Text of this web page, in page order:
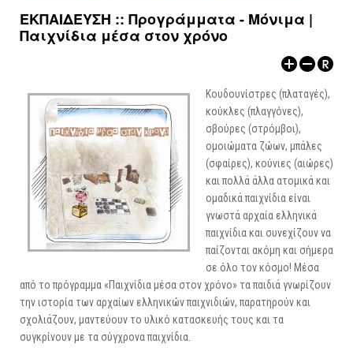
Νέα
ΕΚΔΟΣΕΙΣ
ΕΚΠΑΙΔΕΥΣΗ :: Προγράμματα - Μόνιμα |
Παιχνίδια μέσα στον χρόνο
Κουδουνίστρες (πλαταγές),
κούκλες (πλαγγόνες),
σβούρες (στρόμβοι),
ομοιώματα ζώων, μπάλες
(σφαίρες), κούνιες (αιώρες)
και πολλά άλλα ατομικά και
ομαδικά παιχνίδια είναι
γνωστά αρχαία ελληνικά
παιχνίδια και συνεχίζουν να
παίζονται ακόμη και σήμερα
σε όλο τον κόσμο! Μέσα
από το πρόγραμμα «Παιχνίδια μέσα στον χρόνο» τα παιδιά γνωρίζουν
την ιστορία των αρχαίων ελληνικών παιχνιδιών, παρατηρούν και
σχολιάζουν, μαντεύουν το υλικό κατασκευής τους και τα
συγκρίνουν με τα σύγχρονα παιχνίδια.